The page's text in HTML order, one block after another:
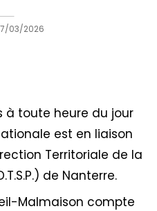
03/2026
à toute heure du jour
est en liaison
Territoriale de la
de Nanterre.
Malmaison compte